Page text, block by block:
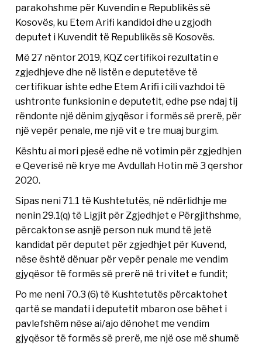
parakohshme për Kuvendin e Republikës së
Kosovës, ku Etem Arifi kandidoi dhe u zgjodh
deputet i Kuvendit të Republikës së Kosovës.
Më 27 nëntor 2019, KQZ certifikoi rezultatin e
zgjedhjeve dhe në listën e deputetëve të
certifikuar ishte edhe Etem Arifi i cili vazhdoi të
ushtronte funksionin e deputetit, edhe pse ndaj tij
rëndonte një dënim gjyqësor i formës së prerë, për
një vepër penale, me një vit e tre muaj burgim.
Kështu ai mori pjesë edhe në votimin për zgjedhjen
e Qeverisë në krye me Avdullah Hotin më 3 qershor
2020.
Sipas neni 71.1 të Kushtetutës, në ndërlidhje me
nenin 29.1(q) të Ligjit për Zgjedhjet e Përgjithshme,
përcakton se asnjë person nuk mund të jetë
kandidat për deputet për zgjedhjet për Kuvend,
nëse është dënuar për vepër penale me vendim
gjyqësor të formës së prerë në tri vitet e fundit;
Po me neni 70.3 (6) të Kushtetutës përcaktohet
qartë se mandati i deputetit mbaron ose bëhet i
pavlefshëm nëse ai/ajo dënohet me vendim
gjyqësor të formës së prerë, me një ose më shumë